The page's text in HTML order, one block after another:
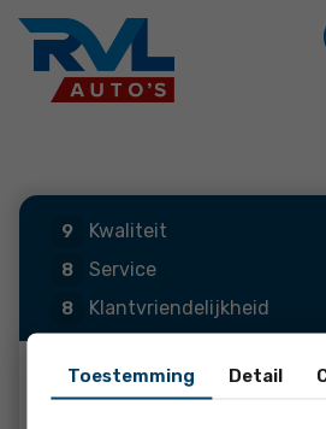
9 Kwaliteit
8 Service
8 Klantvriendelijkheid
Bouten
Toestemming Detail